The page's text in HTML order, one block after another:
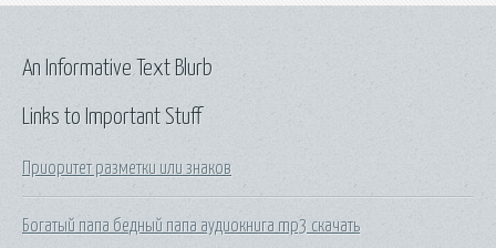
Links to Important Stuff
Приоритет разметки или знаков
Богатый папа бедный папа аудиокнига mp3 скачать
An Informative Text Blurb